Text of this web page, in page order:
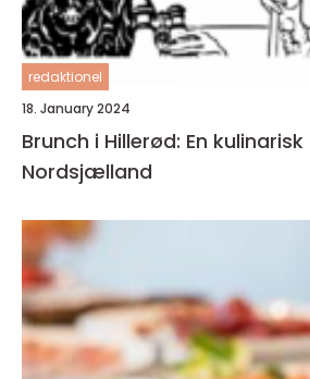
redaktionel
18. January 2024
Brunch i Hillerød: En
Nordsjælland